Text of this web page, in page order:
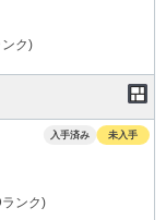
ク)
入手済み 未入手
ンク)